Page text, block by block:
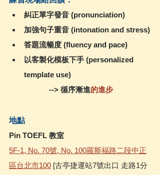
糾正單字發音 (pronunciation)
加強句子重音 (intonation and stress)
答題流暢度 (fluency and pace)
以客製化模板下手 (personalized
template use)
--> 循序漸進的進步
地點
Pin TOEFL 教室
5F-1, No. 70號, No. 100羅斯福路二段中正
區台北市100 [古亭捷運站7號出口 走路1分